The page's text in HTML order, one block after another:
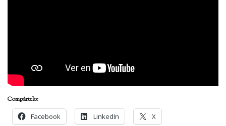
Compártelo:
Facebook
LinkedIn X